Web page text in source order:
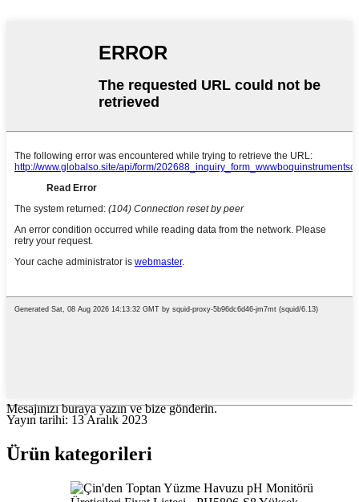
Mesajınızı buraya yazın ve bize gönderin.
Yayın tarihi: 13 Aralık 2023
Ürün kategorileri